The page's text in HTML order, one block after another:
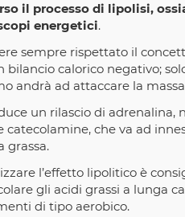
il processo di lipolisi,
energetici.
sempre rispettato il
calorico negativo;
andrà ad attaccare la
un rilascio di
che va ad
grassa.
l’effetto lipolitico è
gli acidi grassi a lunga
di tipo aerobico.